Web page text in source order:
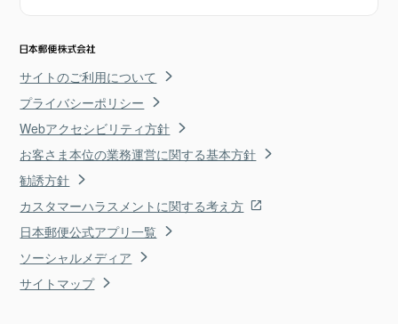
サイトのご利用について
プライバシーポリシー
Webアクセシビリティ方針
お客さま本位の業務運営に関する基本方針
勧誘方針
カスタマーハラスメントに関する考え方
日本郵便公式アプリ一覧
ソーシャルメディア
サイトマップ